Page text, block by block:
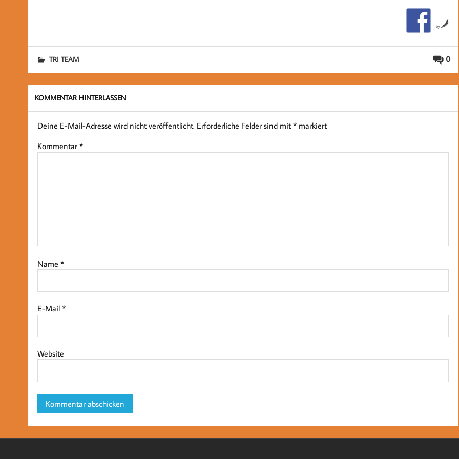
by
0
TRI TEAM
KOMMENTAR HINTERLASSEN
Deine E-Mail-Adresse wird nicht veröffentlicht. Erforderliche Felder sind mit *markiert
Kommentar *
Name *
E-Mail *
Website